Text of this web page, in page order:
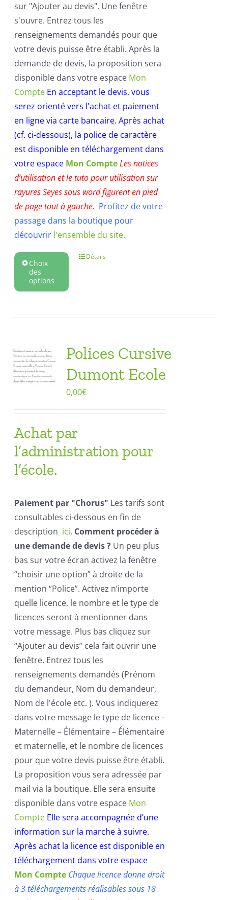
sur "Ajouter au devis". Une fenêtre
s'ouvre. Entrez tous les
renseignements demandés pour que
votre devis puisse être établi. Après la
demande de devis, la proposition sera
disponible dans votre espace Mon
Compte En acceptant le devis, vous
serez orienté vers l'achat et paiement
en ligne via carte bancaire. Après achat
(cf. ci-dessous), la police de caractère
est disponible en téléchargement dans
votre espace Mon CompteLes notices
d’utilisation et le tuto pour utilisation sur
rayures Seyes sous word figurent en pied
de page tout à gauche. Profitez de votre
passage dans la boutique pour
découvrir l'ensemble du site.
Choix
des
options
Détails
Polices Cursive
Dumont Ecole
0,00€
Achat par
l’administration pour
l’école.
Paiement par "Chorus" Les tarifs sont
consultables ci-dessous en fin de
description ici. Comment procéder à
une demande de devis ? Un peu plus
bas sur votre écran activez la fenêtre
“choisir une option” à droite de la
mention “Police”. Activez n’importe
quelle licence, le nombre et le type de
licences seront à mentionner dans
votre message. Plus bas cliquez sur
“Ajouter au devis” cela fait ouvrir une
fenêtre. Entrez tous les
renseignements demandés (Prénom
du demandeur, Nom du demandeur,
Nom de l'école etc. ). Vous indiquerez
dans votre message le type de licence –
Maternelle – Élémentaire – Élémentaire
et maternelle, et le nombre de licences
pour que votre devis puisse être établi.
La proposition vous sera adressée par
mail via la boutique. Elle sera ensuite
disponible dans votre espace Mon
Compte Elle sera accompagnée d’une
information sur la marche à suivre.
Après achat la licence est disponible en
téléchargement dans votre espace
Mon Compte Chaque licence donne droit
à 3 téléchargements réalisables sous 18